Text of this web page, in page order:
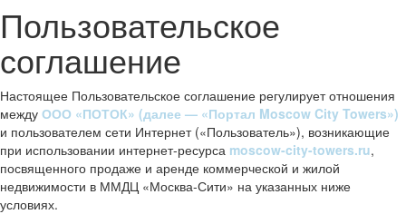
Пользовательское
соглашение
Настоящее Пользовательское соглашение регулирует отношения
между ООО «ПОТОК» (далее — «Портал Moscow City Towers»)
и пользователем сети Интернет («Пользователь»), возникающие
при использовании интернет-ресурса moscow-city-towers.ru,
посвященного продаже и аренде коммерческой и жилой
недвижимости в ММДЦ «Москва-Сити» на указанных ниже
условиях.